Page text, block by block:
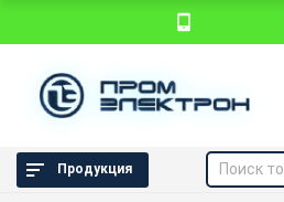
Продукция